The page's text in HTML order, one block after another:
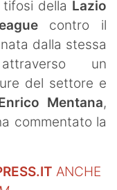
della Lazio
contro il
dalla stessa
un
del settore e
Mentana,
commentato la
ANCHE